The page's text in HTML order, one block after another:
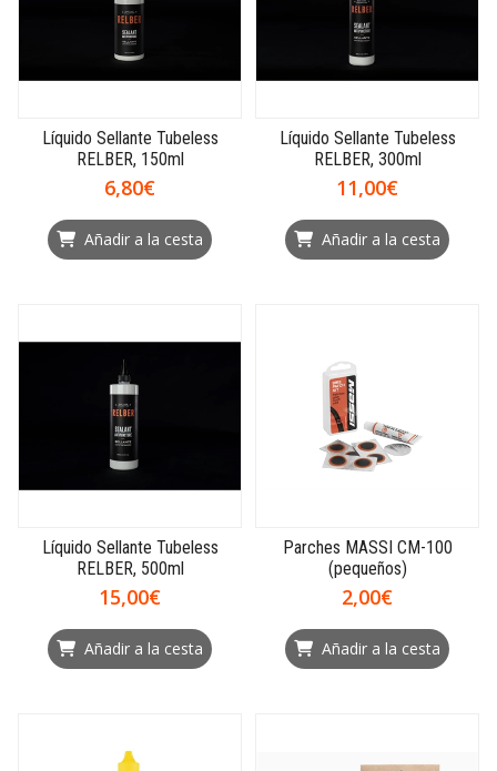
Líquido Sellante Tubeless
RELBER, 150ml
6,80€
Añadir a la cesta
Líquido Sellante Tubeless
RELBER, 300ml
11,00€
Añadir a la cesta
Líquido Sellante Tubeless
RELBER, 500ml
15,00€
Añadir a la cesta
Parches MASSI CM-100
(pequeños)
2,00€
Añadir a la cesta